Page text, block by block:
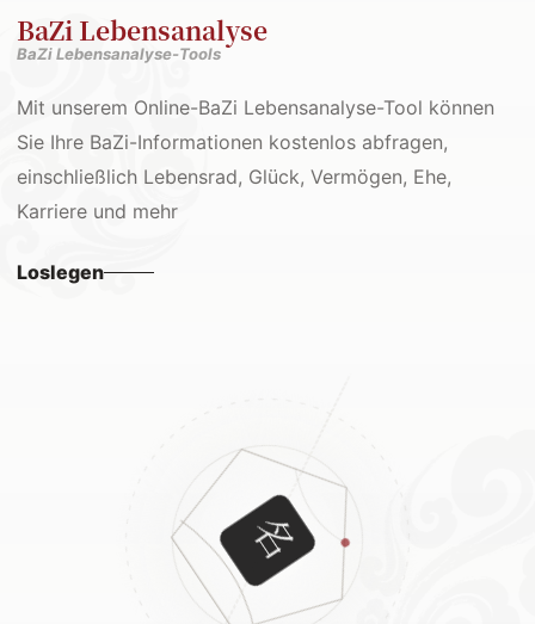
BaZi Lebensanalyse
BaZi Lebensanalyse-Tools
Mit unserem Online-BaZi Lebensanalyse-Tool können
Sie Ihre BaZi-Informationen kostenlos abfragen,
einschließlich Lebensrad, Glück, Vermögen, Ehe,
Karriere und mehr
Loslegen